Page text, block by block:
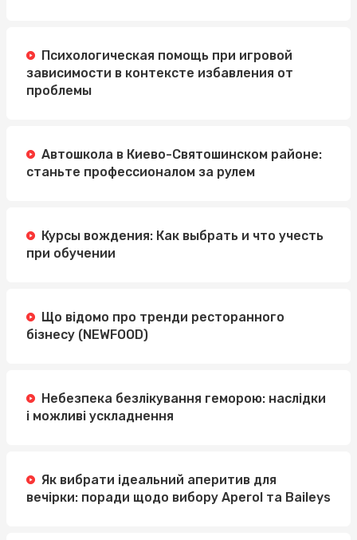
Психологическая помощь при игровой
зависимости в контексте избавления от
проблемы
Автошкола в Киево-Святошинском районе:
станьте профессионалом за рулем
Курсы вождения: Как выбрать и что учесть
при обучении
Що відомо про тренди ресторанного
бізнесу (NEWFOOD)
Небезпека безлікування геморою: наслідки
і можливі ускладнення
Як вибрати ідеальний аперитив для
вечірки: поради щодо вибору Aperol та Baileys